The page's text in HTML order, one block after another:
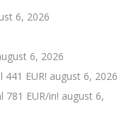
6, 2026
6, 2026
441 EUR! august 6, 2026
781 EUR/in! august 6,